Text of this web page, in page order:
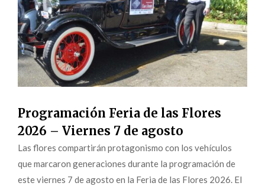
Programación Feria de las Flores
2026 – Viernes 7 de agosto
Las flores compartirán protagonismo con los vehículos
que marcaron generaciones durante la programación de
este viernes 7 de agosto en la Feria de las Flores 2026. El